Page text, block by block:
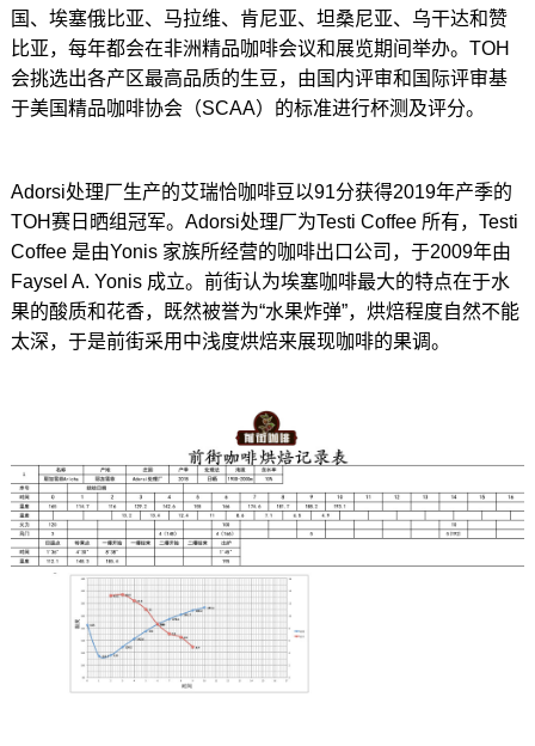
国、埃塞俄比亚、马拉维、肯尼亚、坦桑尼亚、乌干达和赞
比亚，每年都会在非洲精品咖啡会议和展览期间举办。TOH
会挑选出各产区最高品质的生豆，由国内评审和国际评审基
于美国精品咖啡协会（SCAA）的标准进行杯测及评分。
Adorsi处理厂生产的艾瑞恰咖啡豆以91分获得2019年产季的
TOH赛日晒组冠军。Adorsi处理厂为Testi Coffee 所有，Testi
Coffee 是由Yonis 家族所经营的咖啡出口公司，于2009年由
Faysel A. Yonis 成立。前街认为埃塞咖啡最大的特点在于水
果的酸质和花香，既然被誉为“水果炸弹”，烘焙程度自然不能
太深，于是前街采用中浅度烘焙来展现咖啡的果调。